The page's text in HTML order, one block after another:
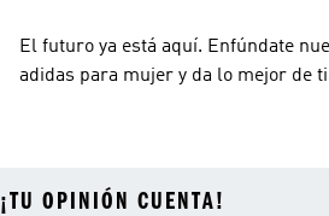
El futuro ya está aquí. Enfúndate
adidas para mujer y da lo mejor de
¡TU OPINIÓN CUENTA!